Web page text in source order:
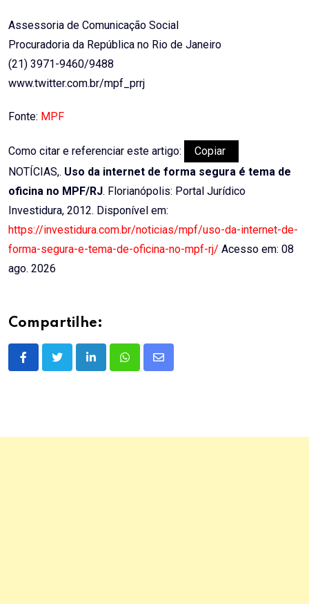
Assessoria de Comunicação Social
Procuradoria da República no Rio de Janeiro
(21) 3971-9460/9488
www.twitter.com.br/mpf_prrj
Fonte: MPF
Como citar e referenciar este artigo:
Copiar
NOTÍCIAS,. Uso da internet de forma segura é tema de
oficina no MPF/RJ. Florianópolis: Portal Jurídico
Investidura, 2012. Disponível em:
https://investidura.com.br/noticias/mpf/uso-da-internet-de-
forma-segura-e-tema-de-oficina-no-mpf-rj/ Acesso em: 08
ago. 2026
Compartilhe:
LinkedInWhatsappShare